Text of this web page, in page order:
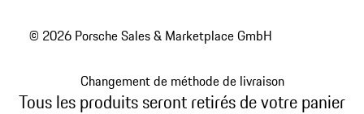
© 2026 Porsche Sales & Marketplace GmbH
Changement de méthode de livraison
Tous les produits seront retirés de votre panier